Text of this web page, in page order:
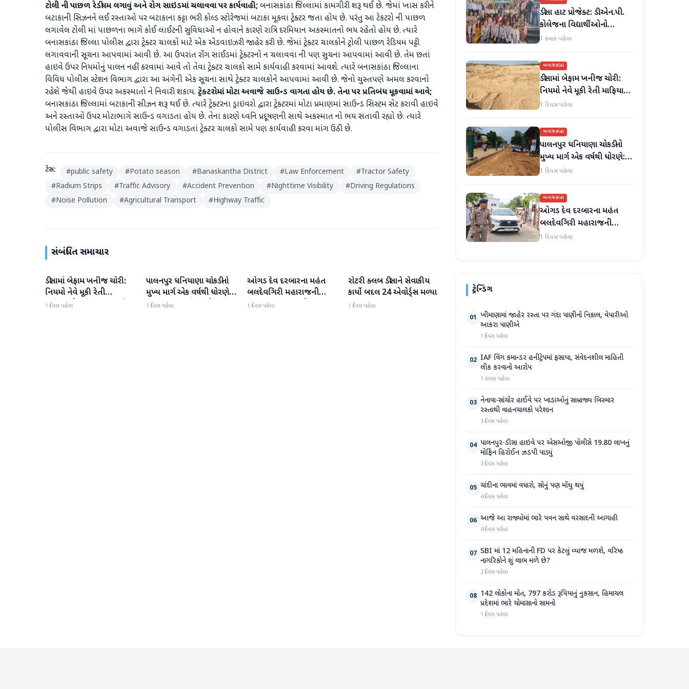
ટોલી ની પાછળ રેડીયમ લગાવું અને રોગ સાઇડમાં ચલાવવા પર કાર્યવાહી;બનાસકાંઠા જિલ્લામાં કામગીરી શરૂ થઈ છે. જેમાં ખાસ કરીને
બટાકાની સિઝનને લઈ રસ્તાઓ પર બટાકાના કટ્ટા ભરી કોલ્ડ સ્ટોરેજમાં બટાકા મૂકવા ટ્રેક્ટર જતા હોય છે. પરંતુ આ ટેકટરો ની પાછળ
લગાવેલ ટોલી માં પાછળના ભાગે કોઈ લાઈટની સુવિધાઓ ન હોવાને કારણે રાત્રિ દરમિયાન અકસ્માતનો ભય રહેતો હોય છે. ત્યારે
બનાસકાંઠા જિલ્લા પોલીસ દ્વારા ટ્રેક્ટર ચાલકો માટે એક એડવાઇઝરી જાહેર કરી છે. જેમાં ટ્રેક્ટર ચાલકોને ટ્રોલી પાછળ રેડિયમ પટ્ટી
લગાવવાની સૂચના આપવામાં આવી છે. આ ઉપરાંત રોંગ સાઈડમાં ટ્રેક્ટરનો ન ચલાવવા ની પણ સુચના આપવામાં આવી છે. તેમ છતાં
હાઇવે ઉપર નિયમોનું પાલન નહીં કરવામાં આવે તો તેવા ટ્રેક્ટર ચાલકો સામે કાર્યવાહી કરવામાં આવશે. ત્યારે બનાસકાંઠા જિલ્લાના
વિવિધ પોલીસ સ્ટેશન વિભાગ દ્વારા આ અંગેની એક સૂચના સાથે ટ્રેક્ટર ચાલકોને આપવામાં આવી છે. જેનો ચુસ્તપણે અમલ કરવાનો
રહેશે જેથી હાઇવે ઉપર અકસ્માતો ને નિવારી શકાય. ટ્રેક્ટરોમાં મોટા અવાજે સાઉન્ડ વાગતા હોય છે. તેના પર પ્રતિબંધ મૂકવામાં આવે;
બનાસકાંઠા જિલ્લામાં બટાકાની સીઝન શરૂ થઈ છે. ત્યારે ટ્રેક્ટરના ડ્રાઇવરો દ્વારા ટ્રેક્ટરમાં મોટા પ્રમાણમાં સાઉન્ડ સિસ્ટમ સેટ કરાવી હાઇવે
અને રસ્તાઓ ઉપર મોટાભાગે સાઉન્ડ વગાડતા હોય છે. તેના કારણે ધ્વનિ પ્રદૂષણની સાથે અકસ્માત નો ભય સતાવી રહ્યો છે. ત્યારે
પોલીસ વિભાગ દ્વારા મોટા અવાજે સાઉન્ડ વગાડતાં ટ્રેક્ટર ચાલકો સામે પણ કાર્યવાહી કરવા માંગ ઉઠી છે.
ટેગ્સ: #public safety #Potato season #Banaskantha District #Law Enforcement #Tractor Safety
#Radium Strips #Traffic Advisory #Accident Prevention #Nighttime Visibility #Driving Regulations
#Noise Pollution #Agricultural Transport #Highway Traffic
સંબંધિત સમાચાર
બનાસકાંઠા
ડીસામાં બેફામ ખનીજ ચોરી:
નિયમો નેવે મૂકી રેતી
માફિયાઓ સક્રિય, તંત્ર સામે
1 દિવસ પહેલા
બનાસકાંઠા
પાલનપુર ધનિયાણા ચોકડીનો
મુખ્ય માર્ગ એક વર્ષથી ધોરણે:
ગટરલાઇન પછી રસ્તો ન
1 દિવસ પહેલા
બનાસકાંઠા
ઓગડ દેવ દરબારના મહંત
બલદેવગિરી મહારાજની
અટકાયત બાદ જામીન પર
1 દિવસ પહેલા
બનાસકાંઠા
રોટરી ક્લબ ડીસાને સેવાકીય
કાર્યો બદલ 24 એવોર્ડ્સ મળ્યા
1 દિવસ પહેલા
ડીસા હાટ પ્રોજેક્ટ: ડી.એન.પી.
કોલેજના વિદ્યાર્થીઓનો
ઉત્સાહભેર સહયોગ
1 કલાક પહેલા
બનાસકાંઠા
ડીસામાં બેફામ ખનીજ ચોરી:
નિયમો નેવે મૂકી રેતી માફિયાઓ
સક્રિય, તંત્ર સામે સવાલો
1 દિવસ પહેલા
બનાસકાંઠા
પાલનપુર ધનિયાણા ચોકડીનો
મુખ્ય માર્ગ એક વર્ષથી ધોરણે:
ગટરલાઇન પછી રસ્તો ન
1 દિવસ પહેલા
બનાસકાંઠા
ઓગડ દેવ દરબારના મહંત
બલદેવગિરી મહારાજની
અટકાયત બાદ જામીન પર
1 દિવસ પહેલા
ટ્રેન્ડિંગ
01 ખીમાણામાં જાહેર રસ્તા પર ગંદા પાણીનો નિકાલ, વેપારીઓ
આકરા પાણીએ
1 દિવસ પહેલા
02 IAF વિંગ કમાન્ડર હનીટ્રેપમાં ફસાયા, સંવેદનશીલ માહિતી
લીક કરવાનો આરોપ
1 કલાક પહેલા
03 નેનાવા-સાંચોર હાઈવે પર ખાડાઓનું સામ્રાજ્ય બિસ્માર
રસ્તાથી વાહનચાલકો પરેશાન
3 દિવસ પહેલા
04 પાલનપુર-ડીસા હાઇવે પર એસઓજી પોલીસે 19.80 લાખનું
મોર્ફિન હિરોઈન ઝડપી પાડ્યું
3 દિવસ પહેલા
05 ચાંદીના ભાવમાં વધારો, સોનું પણ મોંઘુ થયું
4 દિવસ પહેલા
06 આજે આ રાજ્યોમાં ભારે પવન સાથે વરસાદની આગાહી
4 દિવસ પહેલા
07 SBI માં 12 મહિનાની FD પર કેટલું વ્યાજ મળશે, વરિષ્ઠ
નાગરિકોને શું લાભ મળે છે?
2 દિવસ પહેલા
08 142 લોકોના મોત, 797 કરોડ રૂપિયાનું નુકસાન, હિમાચલ
પ્રદેશમાં ભારે ચોમાસાનો સામનો
1 દિવસ પહેલા